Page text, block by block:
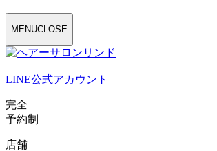
MENUCLOSE
LINE公式アカウント
完全
予約制
店舗